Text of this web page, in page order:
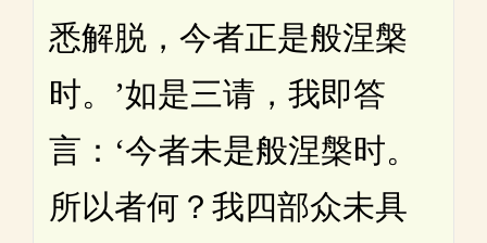
悉解脱，今者正是般涅槃
时。’如是三请，我即答
言：‘今者未是般涅槃时。
所以者何？我四部众未具